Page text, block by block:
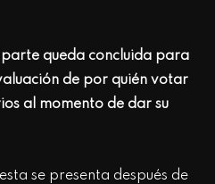
parte queda concluida para
de por quién votar
al momento de dar su
se presenta después de